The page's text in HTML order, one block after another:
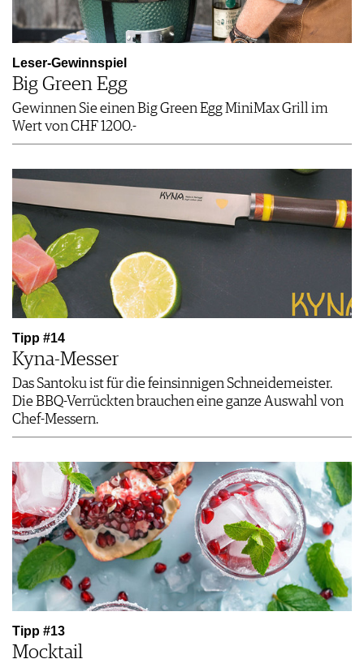
Leser-Gewinnspiel
Big Green Egg
Gewinnen Sie einen Big Green Egg MiniMax Grill im
Wert von CHF 1200.-
Tipp #14
Kyna-Messer
Das Santoku ist für die feinsinnigen Schneidemeister.
Die BBQ-Verrückten brauchen eine ganze Auswahl von
Chef-Messern.
Tipp #13
Mocktail